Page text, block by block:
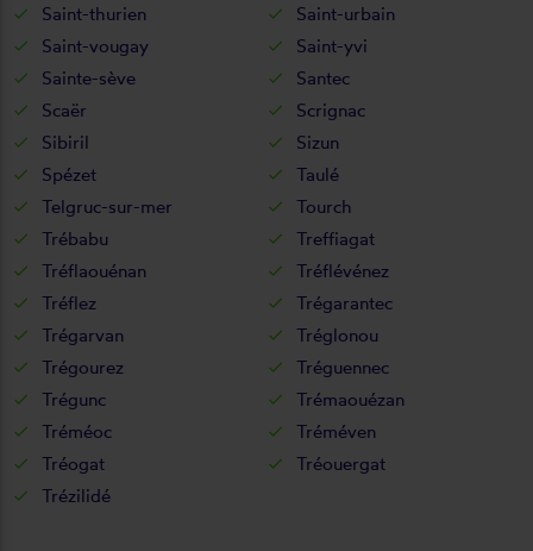
Saint-thurien
Saint-urbain
Saint-vougay
Saint-yvi
Sainte-sève
Santec
Scaër
Scrignac
Sibiril
Sizun
Spézet
Taulé
Telgruc-sur-mer
Tourch
Trébabu
Treffiagat
Tréflaouénan
Tréflévénez
Tréflez
Trégarantec
Trégarvan
Tréglonou
Trégourez
Tréguennec
Trégunc
Trémaouézan
Tréméoc
Tréméven
Tréogat
Tréouergat
Trézilidé